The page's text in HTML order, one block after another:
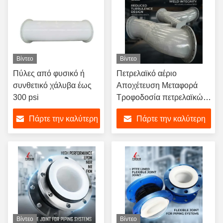
Βίντεο
Πύλες από φυσικό ή
συνθετικό χάλυβα έως
300 psi
Πάρτε την καλύτερη
Βίντεο
Πετρελαϊκό αέριο
Αποχέτευση Μεταφορά
Τροφοδοσία πετρελαϊκών
σωλήνων με ελαστικό
επένδυση Περιοχή
θερμοκρασίας -50 έως
+150 βαθμούς Κελσίου
Απαιτήσεις πελατών
Προσαρμοσμένη
κατασκευή
Πάρτε την καλύτερη
Βίντεο Βίντεο